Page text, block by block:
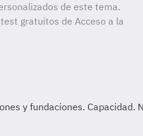
de este tema.
gratuitos de Acceso a la